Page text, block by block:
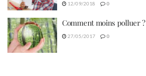
12/09/2018 0
Comment moins polluer ?
27/05/2017 0